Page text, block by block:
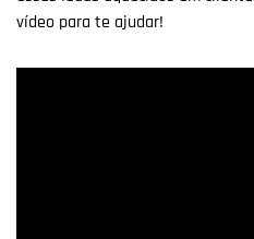
vídeo para te ajudar!